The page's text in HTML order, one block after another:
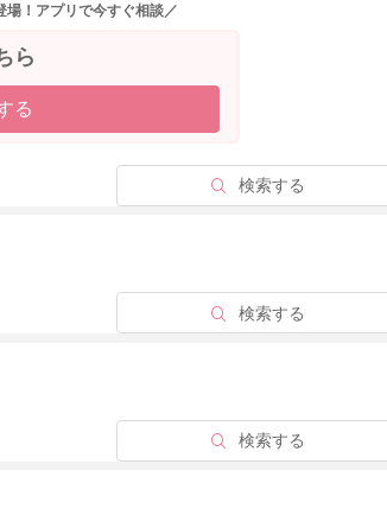
してあげてみるのもいいと思います。
いいと思いますよ。
ると思います。
ができる体力がついてきているとされます。
2026/5/29 23:34
場！アプリで今すぐ相談／
ら
る
検索する
検索する
検索する